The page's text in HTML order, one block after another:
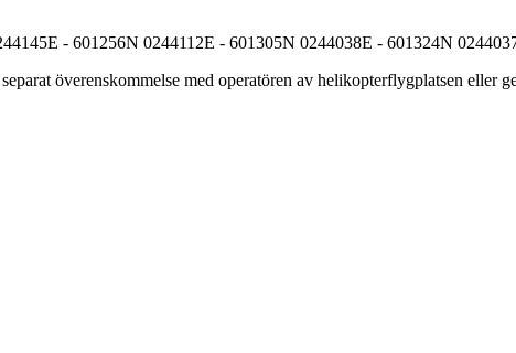
- 601256N 0244112E - 601305N 0244038E - 601324N
överenskommelse med operatören av helikopterflygplatsen